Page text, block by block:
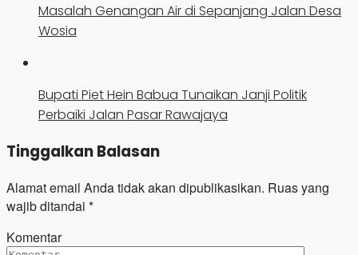
Masalah Genangan Air di Sepanjang Jalan Desa
Wosia
Bupati Piet Hein Babua Tunaikan Janji Politik
Perbaiki Jalan Pasar Rawajaya
Tinggalkan Balasan
Alamat email Anda tidak akan dipublikasikan. Ruas yang
wajib ditandai *
Komentar